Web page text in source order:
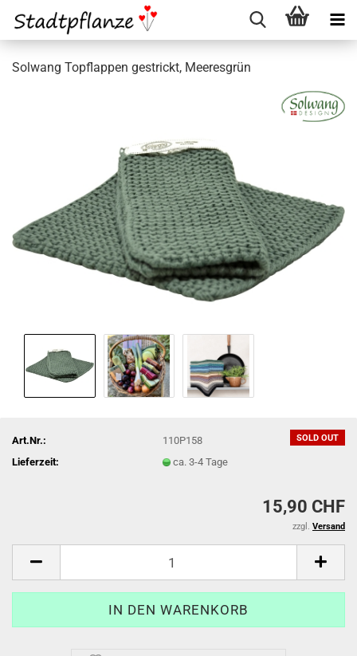
Solwang Topflappen gestrickt, Meeresgrün
SOLD OUT
Art.Nr.:
110P158
Lieferzeit:
ca. 3-4 Tage
15,90 CHF
zzgl. Versand